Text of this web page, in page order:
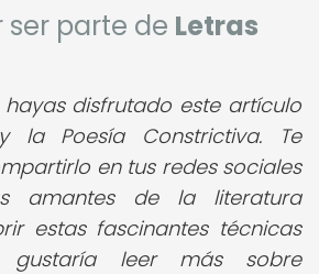
ser parte de Letras
hayas disfrutado este artículo
la Poesía Constrictiva. Te
en tus redes sociales
amantes de la literatura
estas fascinantes técnicas
gustaría leer más sobre